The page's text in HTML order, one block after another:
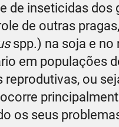
de inseticidas dos
de outras
spp.) na soja e no
em populações
ou
os seus